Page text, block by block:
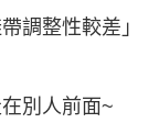
調整性較差」
別人前面~